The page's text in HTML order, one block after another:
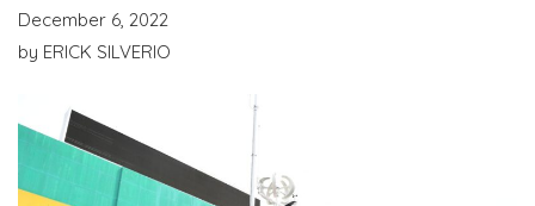
December 6, 2022
by ERICK SILVERIO